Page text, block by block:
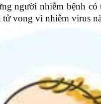
người nhiễm bệnh
vong vì nhiễm virus